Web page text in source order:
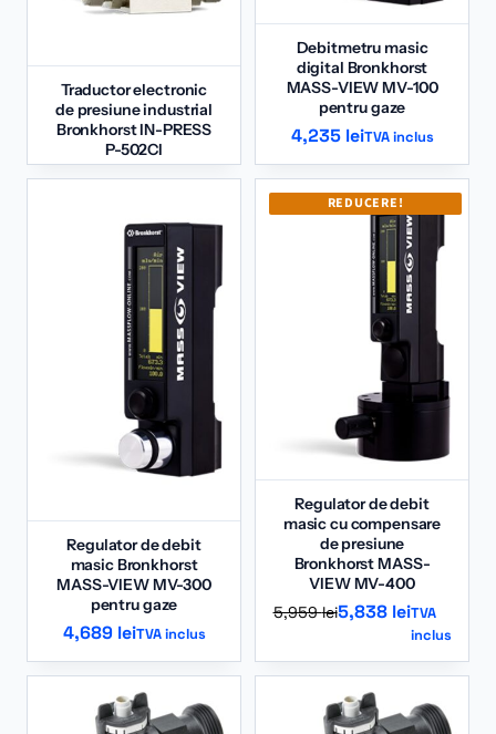
Traductor electronic
de presiune industrial
Bronkhorst IN-PRESS
P-502CI
Debitmetru masic
digital Bronkhorst
MASS-VIEW MV-100
pentru gaze
4,235 leiTVA inclus
Regulator de debit
masic Bronkhorst
MASS-VIEW MV-300
pentru gaze
4,689 leiTVA inclus
REDUCERE!
Regulator de debit
masic cu compensare
de presiune
Bronkhorst MASS-
VIEW MV-400
5,959lei
Prețul
a
fost:
5,959 lei.
5,838 lei
Prețul
curent
este:
5,838 lei.
TVA
inclus